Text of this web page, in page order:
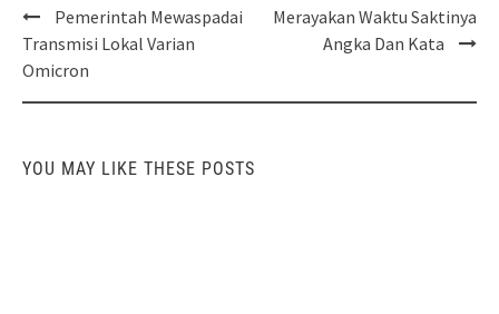
Post
navigation
Pemerintah Mewaspadai
Transmisi Lokal Varian
Omicron
Merayakan Waktu Saktinya
Angka Dan Kata
YOU MAY LIKE THESE POSTS